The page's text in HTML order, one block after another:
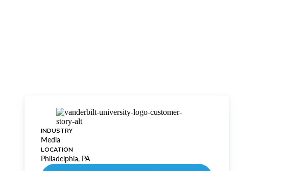
INDUSTRY
Media
LOCATION
Philadelphia, PA